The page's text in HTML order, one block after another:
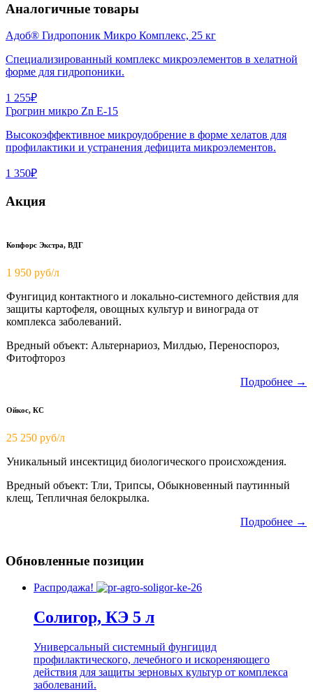
Аналогичные товары
Адоб® Гидропоник Микро Комплекс, 25 кг
Специализированный комплекс микроэлементов в хелатной
форме для гидропоники.
1 255₽
Грогрин микро Zn E-15
Высокоэффективное микроудобрение в форме хелатов для
профилактики и устранения дефицита микроэлементов.
1 350₽
Акция
Копфорс Экстра, ВДГ
1 950 руб/л
Фунгицид контактного и локально-системного действия для
защиты картофеля, овощных культур и винограда от
комплекса заболеваний.
Вредный объект: Альтернариоз, Милдью, Переноспороз,
Фитофтороз
Подробнее →
Ойкос, КС
25 250 руб/л
Уникальный инсектицид биологического происхождения.
Вредный объект: Тли, Трипсы, Обыкновенный паутинный
клещ, Тепличная белокрылка.
Подробнее →
Обновленные позиции
Распродажа!
Солигор, КЭ 5 л
Универсальный системный фунгицид
профилактического, лечебного и искореняющего
действия для защиты зерновых культур от комплекса
заболеваний.